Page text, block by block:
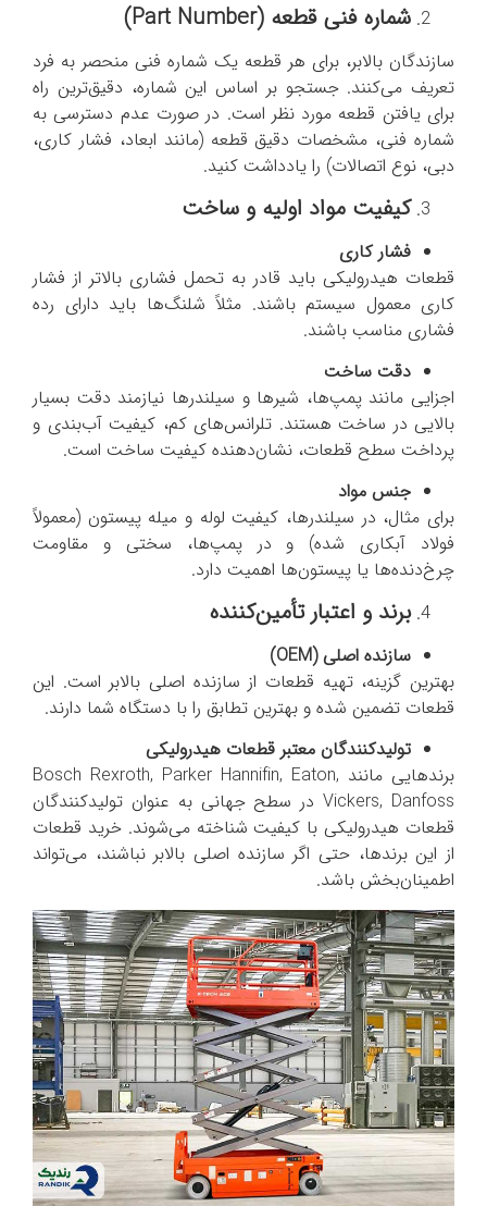
شماره فنی قطعه (Part Number
)
سازندگان بالابر، برای هر قطعه یک شماره فنی منحصر به فرد
تعریف می‌کنند. جستجو بر اساس این شماره، دقیق‌ترین راه
برای یافتن قطعه مورد نظر است. در صورت عدم دسترسی به
شماره فنی، مشخصات دقیق قطعه (مانند ابعاد، فشار کاری،
دبی، نوع اتصالات) را یادداشت کنید.
کیفیت مواد اولیه و ساخت
فشار کاری
قطعات هیدرولیکی باید قادر به تحمل فشاری بالاتر از فشار
کاری معمول سیستم باشند. مثلاً شلنگ‌ها باید دارای رده
فشاری مناسب باشند.
دقت ساخت
اجزایی مانند پمپ‌ها، شیرها و سیلندرها نیازمند دقت بسیار
بالایی در ساخت هستند. تلرانس‌های کم، کیفیت آب‌بندی و
پرداخت سطح قطعات، نشان‌دهنده کیفیت ساخت است.
جنس مواد
برای مثال، در سیلندرها، کیفیت لوله و میله پیستون (معمولاً
فولاد آبکاری شده) و در پمپ‌ها، سختی و مقاومت
چرخ‌دنده‌ها یا پیستون‌ها اهمیت دارد.
برند و اعتبار تأمین‌کننده
سازنده اصلی (OEM
)
بهترین گزینه، تهیه قطعات از سازنده اصلی بالابر است. این
قطعات تضمین شده و بهترین تطابق را با دستگاه شما دارند.
تولیدکنندگان معتبر قطعات هیدرولیکی
برندهایی مانند Bosch Rexroth, Parker Hannifin, Eaton,
Vickers, Danfoss در سطح جهانی به عنوان تولیدکنندگان
قطعات هیدرولیکی با کیفیت شناخته می‌شوند. خرید قطعات
از این برندها، حتی اگر سازنده اصلی بالابر نباشند، می‌تواند
اطمینان‌بخش باشد.